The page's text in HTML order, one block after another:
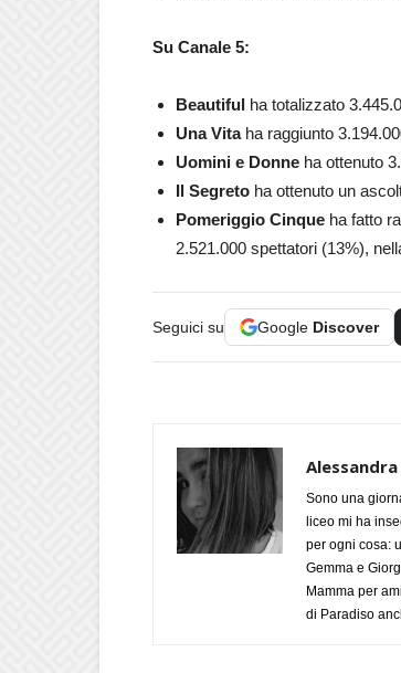
Su Canale 5:
Beautiful ha totalizzato
Una Vitaha raggiunto
Uomini e Donne ha ottenuto
Il Segreto ha ottenuto un
Pomeriggio Cinque ha fatto
2.521.000 spettatori (13%),
Seguici su Google Discover
Sono una
liceo mi ha
per ogni cosa:
Gemma e
Mamma per
di Paradiso